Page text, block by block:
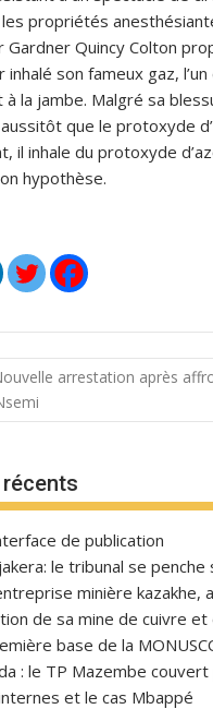
propriétés
Quincy Colton
inhalé son fameux gaz,
la jambe. Malgré sa
que le protoxyde
il inhale du protoxyde
hypothèse.
arrestation après
de publication
le tribunal se penche
minière kazakhe,
de sa mine de cuivre et
base de la
: le TP Mazembe
et le cas Mbappé